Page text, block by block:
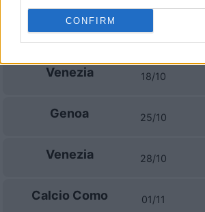
CONFIRM
Atalanta 11/10
Venezia 18/10
Genoa 25/10
Venezia 28/10
Calcio Como 01/11